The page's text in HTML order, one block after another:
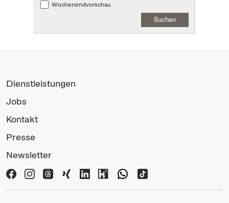
Wochenendvorschau
Suchen
Dienstleistungen
Jobs
Kontakt
Presse
Newsletter